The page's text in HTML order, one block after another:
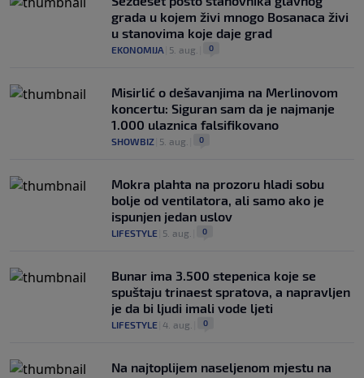
grada u kojem živi mnogo Bosanaca živi
u stanovima koje daje grad
EKONOMIJA 5. aug. 0
Misirlić o dešavanjima na Merlinovom
koncertu: Siguran sam da je najmanje
1.000 ulaznica falsifikovano
SHOWBIZ 5. aug. 0
Mokra plahta na prozoru hladi sobu
bolje od ventilatora, ali samo ako je
ispunjen jedan uslov
LIFESTYLE 5. aug. 0
Bunar imа 3.500 stepenica koje se
spuštaju trinaest spratova, a napravljen
je da bi ljudi imali vode ljeti
LIFESTYLE 4. aug. 0
Na najtoplijem naseljenom mjestu na